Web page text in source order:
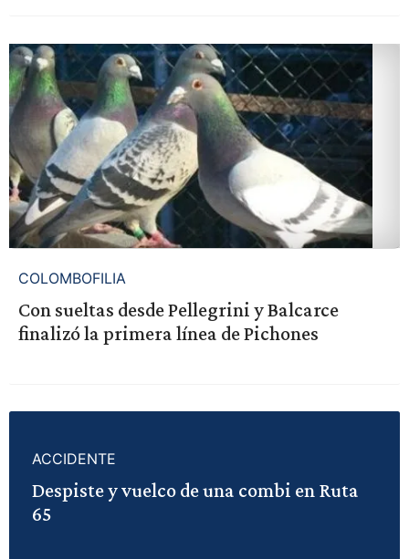
COLOMBOFILIA
Con sueltas desde Pellegrini y Balcarce
finalizó la primera línea de Pichones
ACCIDENTE
Despiste y vuelco de una combi en Ruta
65